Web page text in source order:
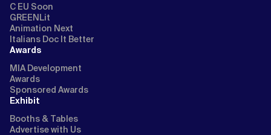
C EU Soon
GREENLit
Animation Next
Italians Doc It Better
Awards
MIA Development
Awards
Sponsored Awards
Exhibit
Booths & Tables
Advertise with Us